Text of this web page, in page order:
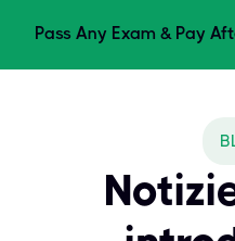
Pass Any Exam & Pay